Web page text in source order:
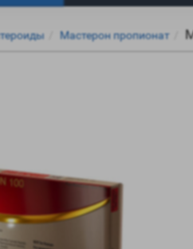
Мастерон пропионат